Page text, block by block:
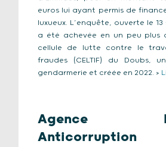
euros lui ayant permis de
luxueux. L’enquête, ouverte le
a été achevée en un peu plus
cellule de lutte contre le
fraudes (CELTIF) du Doubs,
gendarmerie et créée en 2022. >
Agence